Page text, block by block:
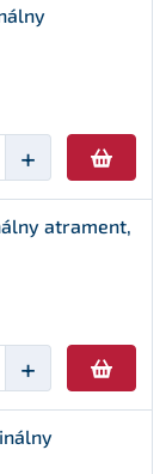
+
atrament,
+